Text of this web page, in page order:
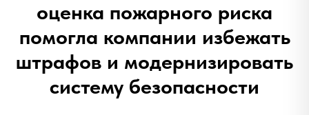
оценка пожарного риска
помогла компании избежать
штрафов и модернизировать
систему безопасности